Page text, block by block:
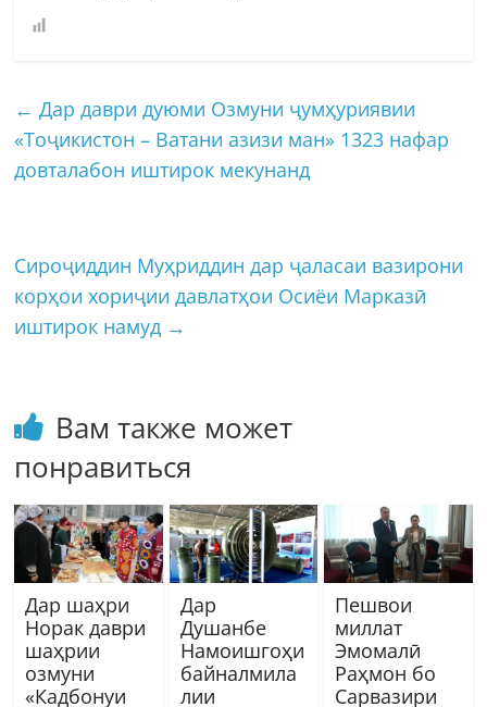
← Дар даври дуюми Озмуни ҷумҳуриявии
«Тоҷикистон – Ватани азизи ман» 1323 нафар
довталабон иштирок мекунанд
Сироҷиддин Муҳриддин дар ҷаласаи вазирони
корҳои хориҷии давлатҳои Осиёи Марказӣ
иштирок намуд →
Вам также может
понравиться
Дар шаҳри
Норак даври
шаҳрии
озмуни
«Кадбонуи
Дар
Душанбе
Намоишгоҳи
байналмила
лии
Пешвои
миллат
Эмомалӣ
Раҳмон бо
Сарвазири